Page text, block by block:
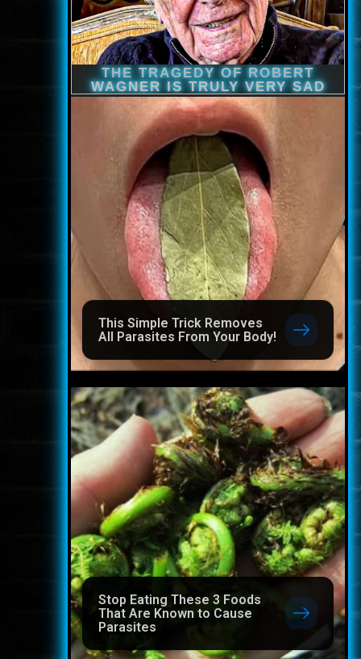
This Simple Trick Removes
All Parasites From Your Body!
Stop Eating These 3 Foods
That Are Known to Cause
Parasites